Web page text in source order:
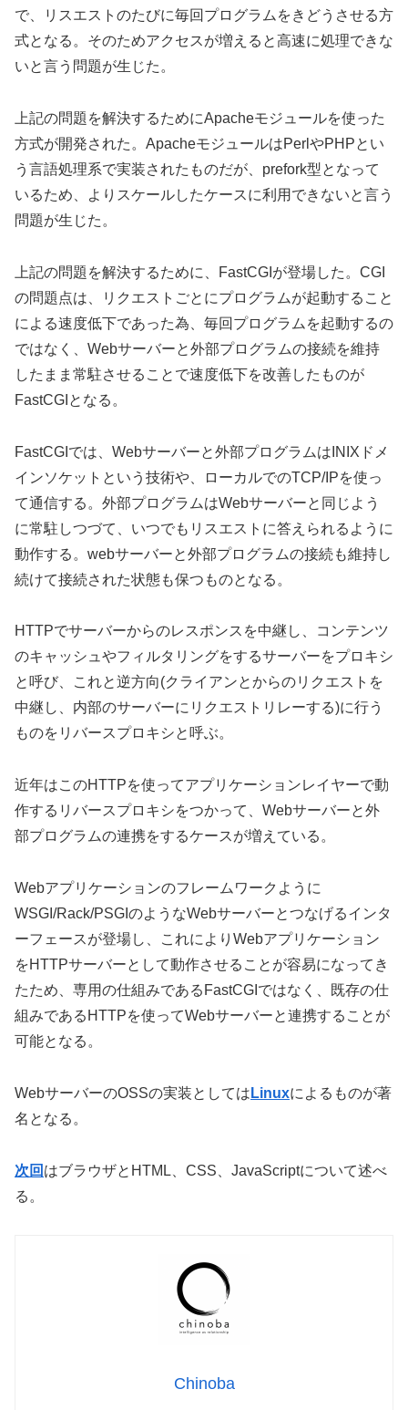
で、リスエストのたびに毎回プログラムをきどうさせる方
式となる。そのためアクセスが増えると高速に処理できな
いと言う問題が生じた。
上記の問題を解決するためにApacheモジュールを使った
方式が開発された。ApacheモジュールはPerlやPHPとい
う言語処理系で実装されたものだが、prefork型となって
いるため、よりスケールしたケースに利用できないと言う
問題が生じた。
上記の問題を解決するために、FastCGIが登場した。CGI
の問題点は、リクエストごとにプログラムが起動すること
による速度低下であった為、毎回プログラムを起動するの
ではなく、Webサーバーと外部プログラムの接続を維持
したまま常駐させることで速度低下を改善したものが
FastCGIとなる。
FastCGIでは、Webサーバーと外部プログラムはINIXドメ
インソケットという技術や、ローカルでのTCP/IPを使っ
て通信する。外部プログラムはWebサーバーと同じよう
に常駐しつづて、いつでもリスエストに答えられるように
動作する。webサーバーと外部プログラムの接続も維持し
続けて接続された状態も保つものとなる。
HTTPでサーバーからのレスポンスを中継し、コンテンツ
のキャッシュやフィルタリングをするサーバーをプロキシ
と呼び、これと逆方向(クライアンとからのリクエストを
中継し、内部のサーバーにリクエストリレーする)に行う
ものをリバースプロキシと呼ぶ。
近年はこのHTTPを使ってアプリケーションレイヤーで動
作するリバースプロキシをつかって、Webサーバーと外
部プログラムの連携をするケースが増えている。
Webアプリケーションのフレームワークように
WSGI/Rack/PSGIのようなWebサーバーとつなげるインタ
ーフェースが登場し、これによりWebアプリケーション
をHTTPサーバーとして動作させることが容易になってき
たため、専用の仕組みであるFastCGIではなく、既存の仕
組みであるHTTPを使ってWebサーバーと連携することが
可能となる。
WebサーバーのOSSの実装としては Linuxによるものが著
名となる。
次回 はブラウザとHTML、CSS、JavaScriptについて述べ
る。
Chinoba